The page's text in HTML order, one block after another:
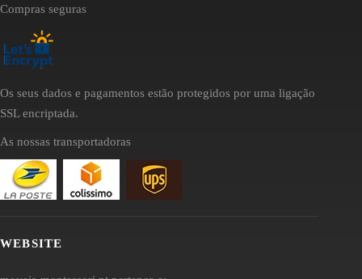
Compras seguras
Os seus dados e pagamentos estão protegidos por uma ligação
SSL encriptada.
As nossas transportadoras
WEBSITE